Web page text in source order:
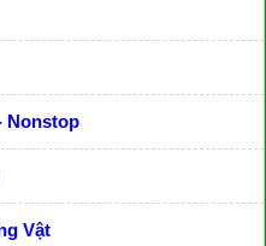
Nonstop
Vật